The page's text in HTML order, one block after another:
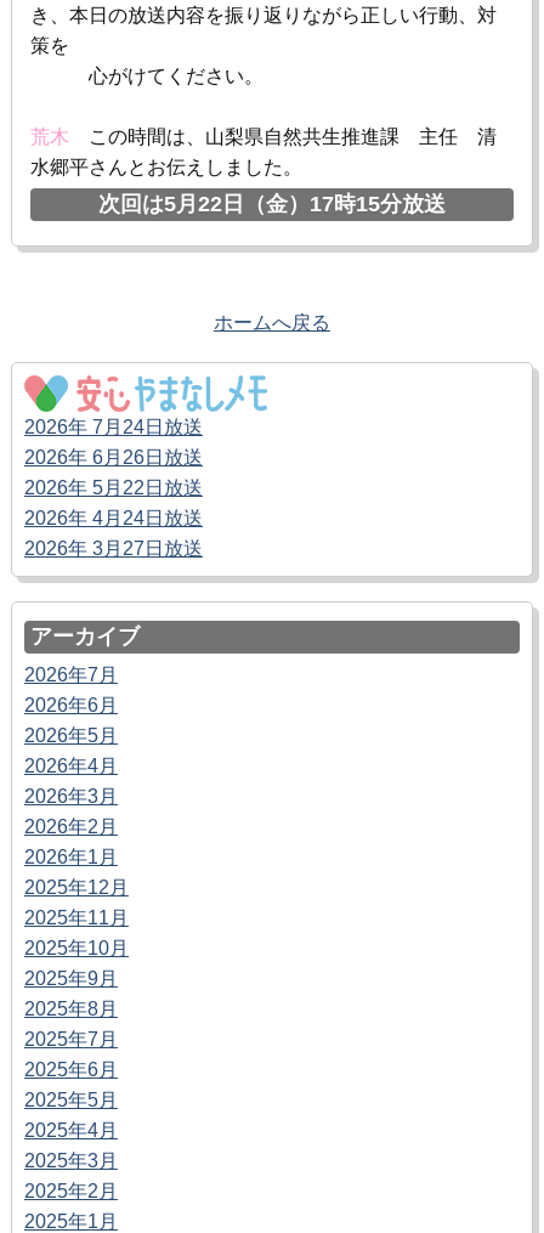
き、本日の放送内容を振り返りながら正しい行動、対
策を
心がけてください。
荒木 この時間は、山梨県自然共生推進課 主任 清
水郷平さんとお伝えしました。
次回は5月22日（金）17時15分放送
ホームへ戻る
2026年 7月24日放送
2026年 6月26日放送
2026年 5月22日放送
2026年 4月24日放送
2026年 3月27日放送
アーカイブ
2026年7月
2026年6月
2026年5月
2026年4月
2026年3月
2026年2月
2026年1月
2025年12月
2025年11月
2025年10月
2025年9月
2025年8月
2025年7月
2025年6月
2025年5月
2025年4月
2025年3月
2025年2月
2025年1月